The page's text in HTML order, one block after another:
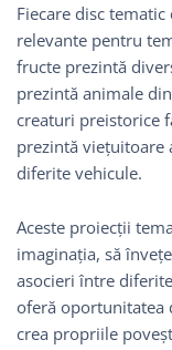
Fiecare disc
relevante pentru
fructe prezintă
prezintă animale
creaturi preistorice
prezintă viețuitoare
diferite vehicule.
Aceste proiecții
imaginația, să
asocieri între
oferă oportunitatea
crea propriile